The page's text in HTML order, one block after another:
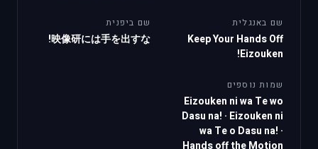
שם באנגלית
Keep Your Hands Off
Eizouken!
שם ביפנית
映像研には手を出すな!
שמות נוספים
Eizouken ni wa Te wo
Dasu na! · Eizouken ni
wa Te o Dasu na! ·
Hands off the Motion